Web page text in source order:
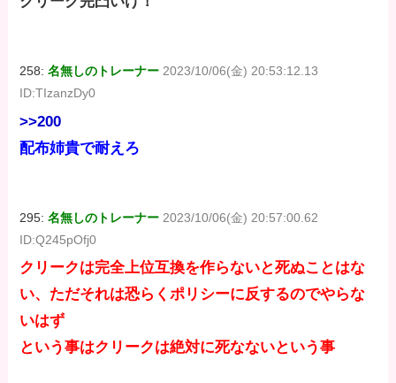
258:名無しのトレーナー 2023/10/06(金) 20:53:12.13
ID:TIzanzDy0
>>200
配布姉貴で耐えろ
295:名無しのトレーナー 2023/10/06(金) 20:57:00.62
ID:Q245pOfj0
クリークは完全上位互換を作らないと死ぬことはな
い、ただそれは恐らくポリシーに反するのでやらな
いはず
という事はクリークは絶対に死なないという事